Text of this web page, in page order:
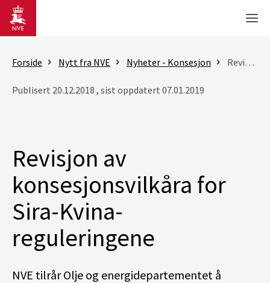
Gå til hovedinnhold
Forside Nytt fra NVE Nyheter - Konsesjon Revisjon av konsesjonsvilkåra for Sira-Kvina-reguleringene
Publisert 20.12.2018 , sist oppdatert 07.01.2019
Revisjon av
konsesjonsvilkåra for
Sira-Kvina-
reguleringene
NVE tilrår Olje og energidepartementet å